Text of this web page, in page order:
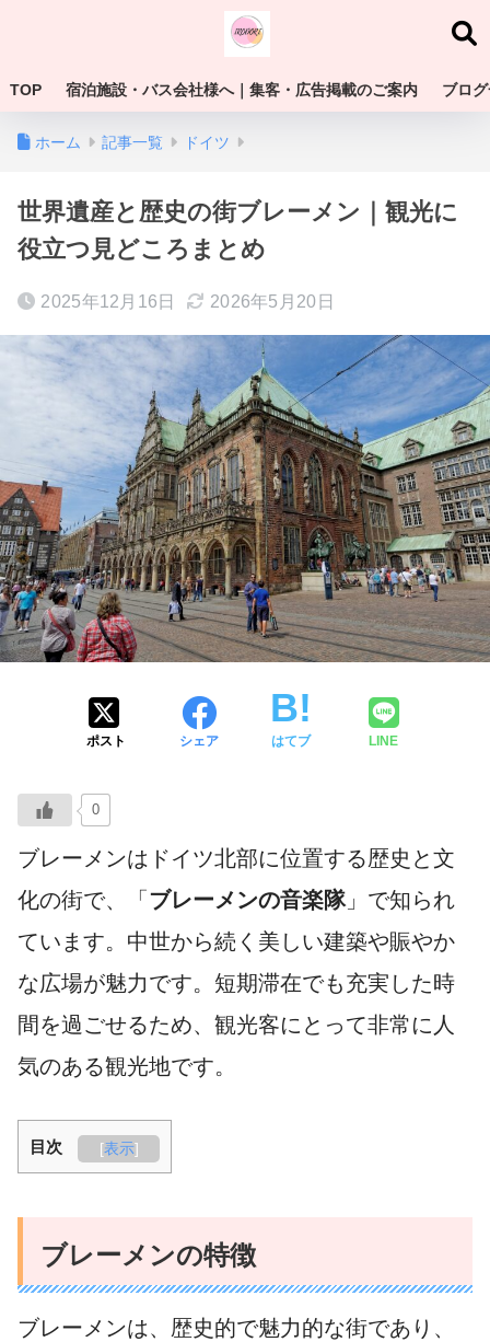
TOP 宿泊施設・バス会社様へ｜集客・広告掲載のご案内 ブロ
ホーム 記事一覧 ドイツ
世界遺産と歴史の街ブレーメン｜観光に
役立つ見どころまとめ
2025年12月16日 2026年5月20日
ポスト シェア はてブ LINE
0
ブレーメンはドイツ北部に位置する歴史と文
化の街で、「 ブレーメンの音楽隊」で知られ
ています。中世から続く美しい建築や賑やか
な広場が魅力です。短期滞在でも充実した時
間を過ごせるため、観光客にとって非常に人
気のある観光地です。
目次 [表示]
ブレーメンの特徴
ブレーメンは、歴史的で魅力的な街であり、